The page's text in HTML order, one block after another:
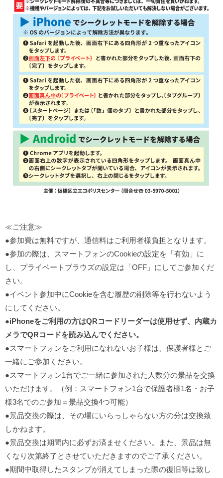
≪ご注意≫
●参加費は無料ですが、通信料はご利用者様負担となります。
●参加の際は、スマートフォンのCookieの設定を「有効」に
し、プライベートブラウズの設定は「OFF」にしてご参加くだ
さい。
●イベント参加中にCookieを含む履歴の削除等を行わないよう
にしてください。
●iPhoneをご利用の方はQRコードリーダーは使用せず、内蔵カ
メラでQRコードを読み込んでください。
●スマートフォンをご利用になれないお子様は、保護者様とご
一緒にご参加ください。
●スマートフォン1台でご一緒に参加された人数分の景品を交換
いただけます。（例：スマートフォン1台で保護者様1名・お子
様3名でのご参加＝景品交換4つ可能）
●景品交換の際は、その場にいらっしゃらない方の分は交換致
しかねます。
●景品交換は期間内に必ずお済ませください。また、景品は無
くなり次第終了とさせていただきますのでご了承ください。
●期間中取得したスタンプが消えてしまった際の復旧等は致し